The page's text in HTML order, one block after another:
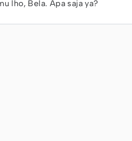
lho, Bela. Apa saja ya?